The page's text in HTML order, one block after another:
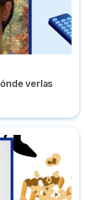
verlas
serie completa